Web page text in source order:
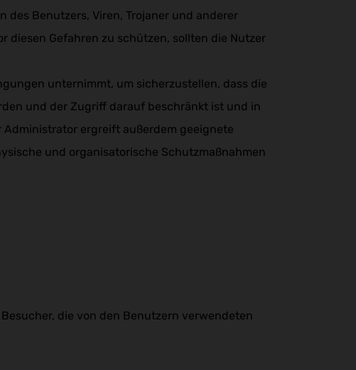
Benutzers, Viren, Trojaner und anderer
diesen Gefahren zu schützen, sollten die Nutzer
unternimmt, um sicherzustellen, dass die
und der Zugriff darauf beschränkt ist und in
ergreift außerdem geeignete
und organisatorische Schutzmaßnahmen
die von den Benutzern verwendeten